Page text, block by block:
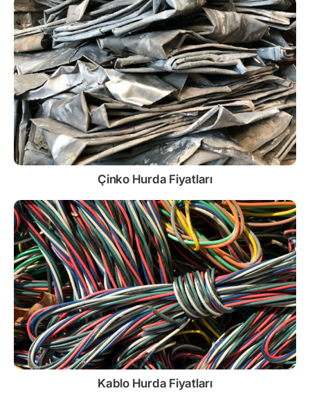
Çinko Hurda Fiyatları
Kablo Hurda Fiyatları